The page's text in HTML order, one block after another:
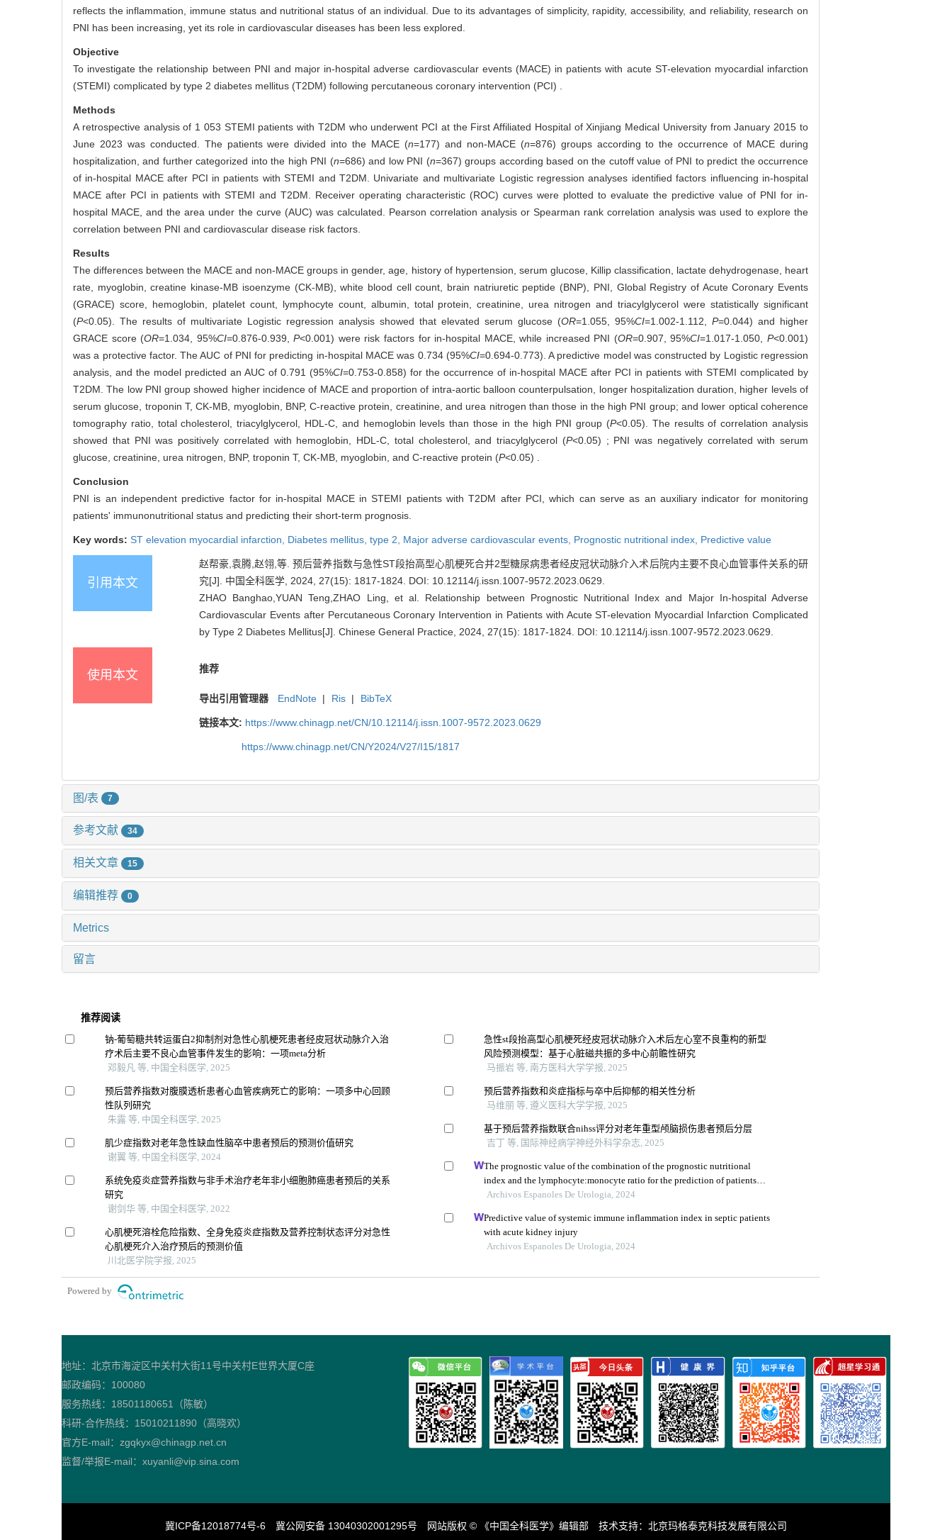
reflects the inflammation, immune status and nutritional status of an individual. Due to its advantages of simplicity, rapidity, accessibility, and reliability, research on
PNI has been increasing, yet its role in cardiovascular diseases has been less explored.
Objective
To investigate the relationship between PNI and major in-hospital adverse cardiovascular events (MACE) in patients with acute ST-elevation myocardial infarction
(STEMI) complicated by type 2 diabetes mellitus (T2DM) following percutaneous coronary intervention (PCI) .
Methods
A retrospective analysis of 1 053 STEMI patients with T2DM who underwent PCI at the First Affiliated Hospital of Xinjiang Medical University from January 2015 to
June 2023 was conducted. The patients were divided into the MACE (n=177) and non-MACE (n=876) groups according to the occurrence of MACE during
hospitalization, and further categorized into the high PNI (n=686) and low PNI (n=367) groups according based on the cutoff value of PNI to predict the occurrence
of in-hospital MACE after PCI in patients with STEMI and T2DM. Univariate and multivariate Logistic regression analyses identified factors influencing in-hospital
MACE after PCI in patients with STEMI and T2DM. Receiver operating characteristic (ROC) curves were plotted to evaluate the predictive value of PNI for in-
hospital MACE, and the area under the curve (AUC) was calculated. Pearson correlation analysis or Spearman rank correlation analysis was used to explore the
correlation between PNI and cardiovascular disease risk factors.
Results
The differences between the MACE and non-MACE groups in gender, age, history of hypertension, serum glucose, Killip classification, lactate dehydrogenase, heart
rate, myoglobin, creatine kinase-MB isoenzyme (CK-MB), white blood cell count, brain natriuretic peptide (BNP), PNI, Global Registry of Acute Coronary Events
(GRACE) score, hemoglobin, platelet count, lymphocyte count, albumin, total protein, creatinine, urea nitrogen and triacylglycerol were statistically significant
(P<0.05). The results of multivariate Logistic regression analysis showed that elevated serum glucose (OR=1.055, 95%CI=1.002-1.112, P=0.044) and higher
GRACE score (OR=1.034, 95%CI=0.876-0.939,P<0.001) were risk factors for in-hospital MACE, while increased PNI (OR=0.907, 95%CI=1.017-1.050, P<0.001)
was a protective factor. The AUC of PNI for predicting in-hospital MACE was 0.734 (95%CI=0.694-0.773). A predictive model was constructed by Logistic regression
analysis, and the model predicted an AUC of 0.791 (95%CI=0.753-0.858) for the occurrence of in-hospital MACE after PCI in patients with STEMI complicated by
T2DM. The low PNI group showed higher incidence of MACE and proportion of intra-aortic balloon counterpulsation, longer hospitalization duration, higher levels of
serum glucose, troponin T, CK-MB, myoglobin, BNP, C-reactive protein, creatinine, and urea nitrogen than those in the high PNI group; and lower optical coherence
tomography ratio, total cholesterol, triacylglycerol, HDL-C, and hemoglobin levels than those in the high PNI group (P<0.05). The results of correlation analysis
showed that PNI was positively correlated with hemoglobin, HDL-C, total cholesterol, and triacylglycerol (P<0.05) ; PNI was negatively correlated with serum
glucose, creatinine, urea nitrogen, BNP, troponin T, CK-MB, myoglobin, and C-reactive protein (P<0.05) .
Conclusion
PNI is an independent predictive factor for in-hospital MACE in STEMI patients with T2DM after PCI, which can serve as an auxiliary indicator for monitoring
patients' immunonutritional status and predicting their short-term prognosis.
Key words: ST elevation myocardial infarction, Diabetes mellitus, type 2, Major adverse cardiovascular events, Prognostic nutritional index, Predictive value
引用本文
赵帮豪,袁腾,赵翎,等. 预后营养指数与急性ST段抬高型心肌梗死合并2型糖尿病患者经皮冠状动脉介入术后院内主要不良心血管事件关系的研
究[J]. 中国全科医学, 2024, 27(15): 1817-1824. DOI: 10.12114/j.issn.1007-9572.2023.0629
ZHAO Banghao,YUAN Teng,ZHAO Ling, et al. Relationship between Prognostic Nutritional Index and Major In-hospital Adverse
Cardiovascular Events after Percutaneous Coronary Intervention in Patients with Acute ST-elevation Myocardial Infarction Complicated
by Type 2 Diabetes Mellitus[J]. Chinese General Practice, 2024, 27(15): 1817-1824. DOI: 10.12114/j.issn.1007-9572.2023.0629
使用本文 推荐
导出引用管理器 EndNote | Ris | BibTeX
链接本文: https://www.chinagp.net/CN/10.12114/j.issn.1007-9572.2023.0629
https://www.chinagp.net/CN/Y2024/V27/I15/1817
图/表 7
参考文献 34
相关文章 15
编辑推荐 0
Metrics
留言
推荐阅读
钠-葡萄糖共转运蛋白2抑制剂对急性心肌梗死患者经皮冠状动脉介入治
疗术后主要不良心血管事件发生的影响：一项meta分析
邓毅凡 等, 中国全科医学, 2025
预后营养指数对腹膜透析患者心血管疾病死亡的影响：一项多中心回顾
性队列研究
朱露 等, 中国全科医学, 2025
肌少症指数对老年急性缺血性脑卒中患者预后的预测价值研究
谢翼 等, 中国全科医学, 2024
系统免疫炎症营养指数与非手术治疗老年非小细胞肺癌患者预后的关系
研究
谢剑华 等, 中国全科医学, 2022
心肌梗死溶栓危险指数、全身免疫炎症指数及营养控制状态评分对急性
心肌梗死介入治疗预后的预测价值
川北医学院学报, 2025
急性st段抬高型心肌梗死经皮冠状动脉介入术后左心室不良重构的新型
风险预测模型：基于心脏磁共振的多中心前瞻性研究
马振岩 等, 南方医科大学学报, 2025
预后营养指数和炎症指标与卒中后抑郁的相关性分析
马维丽 等, 遵义医科大学学报, 2025
基于预后营养指数联合nihss评分对老年重型颅脑损伤患者预后分层
吉丁 等, 国际神经病学神经外科学杂志, 2025
The prognostic value of the combination of the prognostic nutritional
index and the lymphocyte:monocyte ratio for the prediction of patients
with muscle-invasive bladder cancer
Archivos Espanoles De Urologia, 2024
Predictive value of systemic immune inflammation index in septic patients
with acute kidney injury
Archivos Espanoles De Urologia, 2024
Powered by
地址：北京市海淀区中关村大街11号中关村E世界大厦C座
邮政编码：100080
服务热线：18501180651（陈敏）
科研-合作热线：15010211890（高晓欢）
官方E-mail：zgqkyx@chinagp.net.cn
监督/举报E-mail：xuyanli@vip.sina.com
冀ICP备12018774号-6 冀公网安备 13040302001295号 网站版权 © 《中国全科医学》编辑部 技术支持： 北京玛格泰克科技发展有限公司